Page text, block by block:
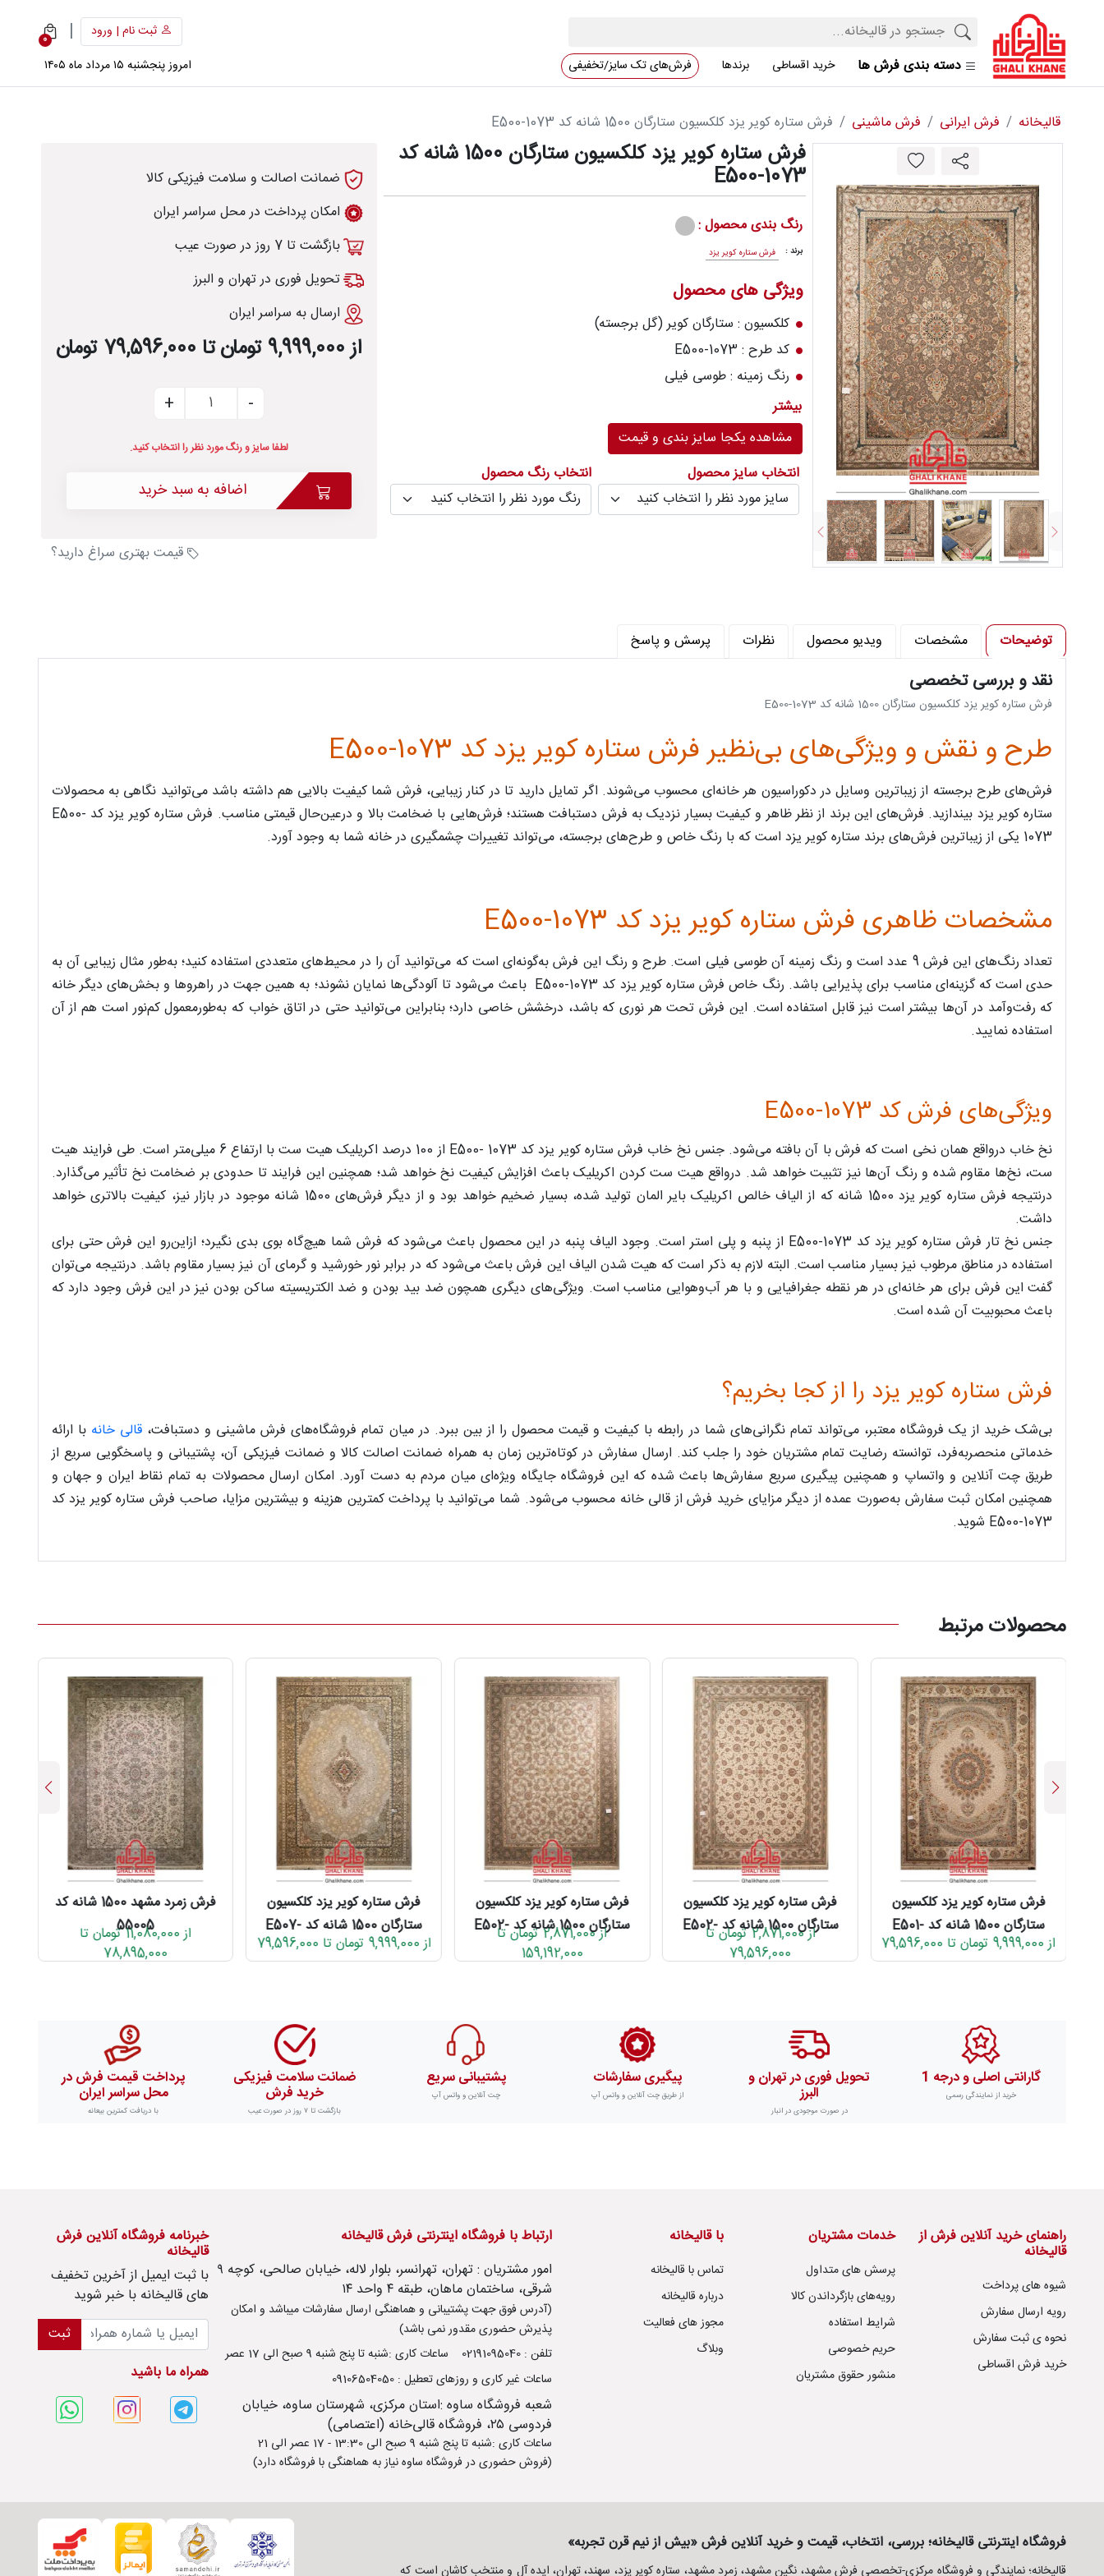
ثبت نام | ورود |
0
دسته بندی فرش ها خرید اقساطی برندها فرش‌های تک سایز/تخفیفی امروز پنجشنبه ۱۵ مرداد ماه ۱۴۰۵
قالیخانه فرش ایرانی فرش ماشینی فرش ستاره کویر یزد کلکسیون ستارگان 1500 شانه کد E500-1073
فرش ستاره کویر یزد کلکسیون ستارگان 1500 شانه کد
E500-1073
رنگ بندی محصول :
برند : فرش ستاره کویر یزد
ویژگی های محصول
کلکسیون : ستارگان کویر (گل برجسته)
کد طرح : E500-1073
رنگ زمینه : طوسی فیلی
تعداد رنگ : 9 رنگ
تراکم شانه در متر (شانه) : 1500
تراکم پود در متر (تراکم) : 4500
بیشتر
مشاهده یکجا سایز بندی و قیمت
انتخاب سایز محصول
انتخاب رنگ محصول
ضمانت اصالت و سلامت فیزیکی کالا
امکان پرداخت در محل سراسر ایران
بازگشت تا 7 روز در صورت عیب
تحویل فوری در تهران و البرز
ارسال به سراسر ایران
از 9,999,000 تومان تا 79,596,000 تومان
لطفا سایز و رنگ مورد نظر را انتخاب کنید.
اضافه به سبد خرید
قیمت بهتری سراغ دارید؟
توضیحات مشخصات ویدیو محصول نظرات پرسش و پاسخ
نقد و بررسی تخصصی
فرش ستاره کویر یزد کلکسیون ستارگان 1500 شانه کد E500-1073
طرح و نقش و ویژگی‌های بی‌نظیر فرش ستاره کویر یزد کد E500-1073
فرش‌های طرح برجسته از زیباترین وسایل در دکوراسیون هر خانه‌ای محسوب می‌شوند. اگر تمایل دارید تا در کنار زیبایی، فرش شما کیفیت بالایی هم داشته باشد می‌توانید نگاهی به محصولات
ستاره کویر یزد بیندازید. فرش‌های این برند از نظر ظاهر و کیفیت بسیار نزدیک به فرش دستبافت هستند؛ فرش‌هایی با ضخامت بالا و درعین‌حال قیمتی مناسب. فرش ستاره کویر یزد کد E500-
1073 یکی از زیباترین فرش‌های برند ستاره کویر یزد است که با رنگ خاص و طرح‌های برجسته، می‌تواند تغییرات چشمگیری در خانه شما به وجود آورد.
مشخصات ظاهری فرش ستاره کویر یزد کد E500-1073
تعداد رنگ‌های این فرش 9 عدد است و رنگ زمینه آن طوسی فیلی است. طرح و رنگ این فرش به‌گونه‌ای است که می‌توانید آن را در محیط‌های متعددی استفاده کنید؛ به‌طور مثال زیبایی آن به
حدی است که گزینه‌ای مناسب برای پذیرایی باشد. رنگ خاص فرش ستاره کویر یزد کد E500-1073 باعث می‌شود تا آلودگی‌ها نمایان نشوند؛ به همین جهت در راهروها و بخش‌های دیگر خانه
که رفت‌وآمد در آن‌ها بیشتر است نیز قابل ‌استفاده است. این فرش تحت هر نوری که باشد، درخشش خاصی دارد؛ بنابراین می‌توانید حتی در اتاق ‌خواب که به‌طورمعمول کم‌نور است هم از آن
استفاده نمایید.
ویژگی‌های فرش کد E500-1073
نخ خاب درواقع همان نخی است که فرش با آن بافته می‌شود. جنس نخ خاب فرش ستاره کویر یزد کد E500- 1073 از 100 درصد اکریلیک هیت ست با ارتفاع 6 میلی‌متر است. طی فرایند هیت
ست، نخ‌ها مقاوم شده و رنگ آن‌ها نیز تثبیت خواهد شد. درواقع هیت ست کردن اکریلیک باعث افزایش کیفیت نخ خواهد شد؛ همچنین این فرایند تا حدودی بر ضخامت نخ تأثیر می‌گذارد.
درنتیجه فرش ستاره کویر یزد 1500 شانه که از الیاف خالص اکریلیک بایر المان تولید شده، بسیار ضخیم خواهد بود و از دیگر فرش‌های 1500 شانه موجود در بازار نیز، کیفیت بالاتری خواهد
داشت.
جنس نخ تار فرش ستاره کویر یزد کد E500-1073 از پنبه و پلی استر است. وجود الیاف پنبه در این محصول باعث می‌شود که فرش شما هیچ‌گاه بوی بدی نگیرد؛ ازاین‌رو این فرش حتی برای
استفاده در مناطق مرطوب نیز بسیار مناسب است. البته لازم به ذکر است که هیت شدن الیاف این فرش باعث می‌شود که در برابر نور خورشید و گرمای آن نیز بسیار مقاوم باشد. درنتیجه می‌توان
گفت این فرش برای هر خانه‌ای در هر نقطه جغرافیایی و با هر آب‌وهوایی مناسب است. ویژگی‌های دیگری همچون ضد بید بودن و ضد الکتریسیته ساکن بودن نیز در این فرش وجود دارد که
باعث محبوبیت آن شده است.
فرش ستاره کویر یزد را از کجا بخریم؟
بی‌شک خرید از یک فروشگاه معتبر، می‌تواند تمام نگرانی‌های شما در رابطه‌ با کیفیت و قیمت محصول را از بین ببرد. در میان تمام فروشگاه‌های فرش ماشینی و دستبافت،قالی خانه با ارائه
خدماتی منحصربه‌فرد، توانسته رضایت تمام مشتریان خود را جلب کند. ارسال سفارش در کوتاه‌ترین زمان به همراه ضمانت اصالت کالا و ضمانت فیزیکی آن، پشتیبانی و پاسخگویی سریع از
طریق چت آنلاین و واتساپ و همچنین پیگیری سریع سفارش‌ها باعث شده که این فروشگاه جایگاه ویژه‌ای میان مردم به دست آورد. امکان ارسال محصولات به تمام نقاط ایران و جهان و
همچنین امکان ثبت سفارش به‌صورت عمده از دیگر مزایای خرید فرش از قالی خانه محسوب می‌شود. شما می‌توانید با پرداخت کمترین هزینه و بیشترین مزایا، صاحب فرش ستاره کویر یزد کد
E500-1073 شوید.
محصولات مرتبط
فرش ستاره کویر یزد کلکسیون
ستارگان 1500 شانه کد E501-
1030
از 9,999,000 تومان تا 79,596,000
فرش ستاره کویر یزد کلکسیون
ستارگان 1500 شانه کد E502-
1003
از 2,871,000 تومان تا
79,596,000
فرش ستاره کویر یزد کلکسیون
ستارگان 1500 شانه کد E502-
1037
از 2,871,000 تومان تا
159,192,000
فرش ستاره کویر یزد کلکسیون
ستارگان 1500 شانه کد E507-
1037
از 9,999,000 تومان تا 79,596,000
فرش زمرد مشهد 1500 شانه کد
55005از 11,080,000 تومان تا
78,895,000
گارانتی اصلی و درجه 1
خرید از نمایندگی رسمی
تحویل فوری در تهران و
البرز
در صورت موجودی در انبار
پیگیری سفارشات
از طریق چت آنلاین و واتس آپ
پشتیبانی سریع
چت آنلاین و واتس آپ
ضمانت سلامت فیزیکی
خرید فرش
بازگشت تا ۷ روز در صورت عیب
پرداخت قیمت فرش در
محل سراسر ایران
با دریافت کمترین بیعانه
راهنمای خرید آنلاین فرش از
قالیخانه
شیوه های پرداخت
رویه ارسال سفارش
نحوه ی ثبت سفارش
خرید فرش اقساطی
خدمات مشتریان
پرسش های متداول
رویه‌های بازگرداندن کالا
شرایط استفاده
حریم خصوصی
منشور حقوق مشتریان
با قالیخانه
تماس با قالیخانه
درباره قالیخانه
مجوز های فعالیت
وبلاگ
ارتباط با فروشگاه اینترنتی فرش قالیخانه
امور مشتریان : تهران، تهرانسر، بلوار لاله، خیابان صالحی، کوچه ۹
شرقی، ساختمان ماهان، طبقه ۴ واحد ۱۴
(آدرس فوق جهت پشتیبانی و هماهنگی ارسال سفارشات میباشد و امکان
پذیرش حضوری مقدور نمی باشد)
تلفن : 02191095040
ساعات کاری :شنبه تا پنج شنبه 9 صبح الی 17 عصر
ساعات غیر کاری و روزهای تعطیل : 09106504050
شعبه فروشگاه ساوه :استان مرکزی، شهرستان ساوه، خیابان
فردوسی ۲۵، فروشگاه قالی‌خانه (اعتصامی)
ساعات کاری :شنبه تا پنج شنبه 9 صبح الی 13:30 - 17 عصر الی 21
(فروش حضوری در فروشگاه ساوه نیاز به هماهنگی با فروشگاه دارد)
خبرنامه فروشگاه آنلاین فرش
قالیخانه
با ثبت ايميل از آخرین تخفیف
های قالیخانه با خبر شوید
ثبت
همراه ما باشید
فروشگاه اینترنتی قالیخانه؛ بررسی، انتخاب، قیمت و خرید آنلاین فرش «بیش از نیم قرن تجربه»
قالیخانه؛ نمایندگی و فروشگاه مرکزی-تخصصی فرش مشهد، نگین مشهد، زمرد مشهد، ستاره کویر یزد، سهند، تهران، ایده آل و منتخب کاشان است که